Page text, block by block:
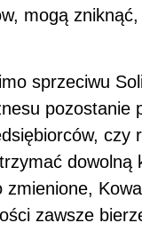
mogą zniknąć,
sprzeciwu
pozostanie
czy
dowolną
zawsze